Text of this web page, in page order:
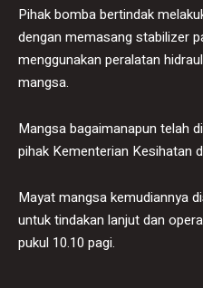
Pihak bomba bertindak
dengan memasang stabilizer
menggunakan peralatan
mangsa.
Mangsa bagaimanapun telah
pihak Kementerian Kesihatan
Mayat mangsa kemudiannya
untuk tindakan lanjut dan
pukul 10.10 pagi.